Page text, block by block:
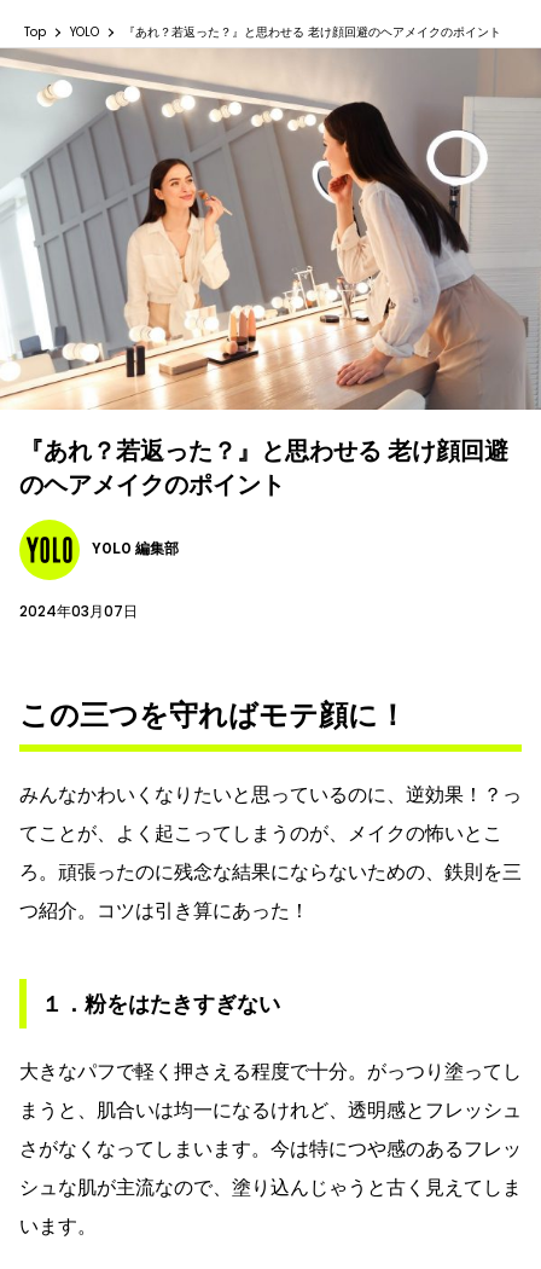
Top YOLO 『あれ？若返った？』と思わせる 老け顔回避のヘアメイクのポイント
『あれ？若返った？』と思わせる 老け顔回避
のヘアメイクのポイント
YOLO 編集部
2024年03月07日
この三つを守ればモテ顔に！
みんなかわいくなりたいと思っているのに、逆効果！？っ
てことが、よく起こってしまうのが、メイクの怖いとこ
ろ。頑張ったのに残念な結果にならないための、鉄則を三
つ紹介。コツは引き算にあった！
１．粉をはたきすぎない
大きなパフで軽く押さえる程度で十分。がっつり塗ってし
まうと、肌合いは均一になるけれど、透明感とフレッシュ
さがなくなってしまいます。今は特につや感のあるフレッ
シュな肌が主流なので、塗り込んじゃうと古く見えてしま
います。